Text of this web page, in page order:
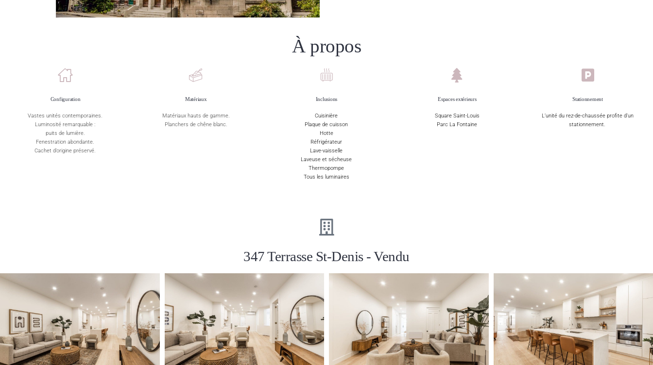
À propos
Configuration
Vastes unités contemporaines.
Luminosité remarquable :
puits de lumière.
Fenestration abondante.
Cachet d’origine préservé.
Matériaux
Matériaux hauts de gamme.
Planchers de chêne blanc.
Inclusions
Cuisinière
Plaque de cuisson
Hotte
Réfrigérateur
Lave-vaisselle
Laveuse et sécheuse
Thermopompe
Tous les luminaires
Espaces extérieurs
Square Saint-Louis
Parc La Fontaine
Stationnement
L’unité du rez-de-chaussée profite d’un
stationnement.
347 Terrasse St-Denis - Vendu